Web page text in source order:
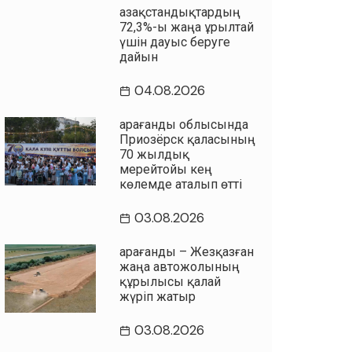
Қазақстандықтардың
72,3%-ы жаңа Құрылтай
үшін дауыс беруге
дайын
04.08.2026
Қарағанды облысында
Приозёрск қаласының
70 жылдық
мерейтойы кең
көлемде аталып өтті
03.08.2026
Қарағанды – Жезқазған
жаңа автожолының
құрылысы қалай
жүріп жатыр
03.08.2026